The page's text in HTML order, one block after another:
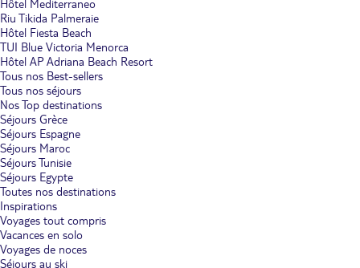
Hôtel Mediterraneo
Riu Tikida Palmeraie
Hôtel Fiesta Beach
TUI Blue Victoria Menorca
Hôtel AP Adriana Beach Resort
Tous nos Best-sellers
Tous nos séjours
Nos Top destinations
Séjours Grèce
Séjours Espagne
Séjours Maroc
Séjours Tunisie
Séjours Egypte
Toutes nos destinations
Inspirations
Voyages tout compris
Vacances en solo
Voyages de noces
Séjours au ski